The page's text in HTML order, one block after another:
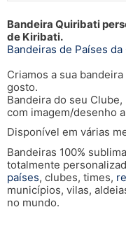
Bandeira Quiribati
de Kiribati.
Bandeiras de Países da
Criamos a sua
gosto.
Bandeira do seu
com imagem/desenho
Disponível em várias
Bandeiras 100%
totalmente
países, clubes, times,
municípios, vilas,
no mundo.